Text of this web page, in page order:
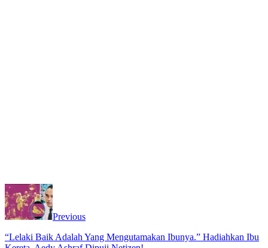
Previous
“Lelaki Baik Adalah Yang Mengutamakan Ibunya.” Hadiahkan Ibu